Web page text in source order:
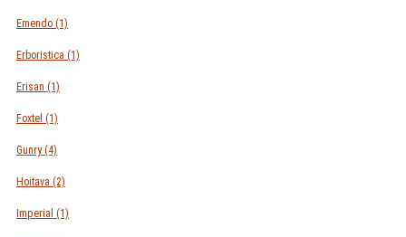
Emendo (1)
Erboristica (1)
Erisan (1)
Foxtel (1)
Gunry(4)
Hoitava (2)
Imperial (1)